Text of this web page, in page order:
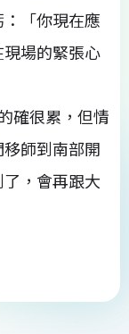
「你現在應
場的緊張心
確很累，但情
師到南部開
，會再跟大